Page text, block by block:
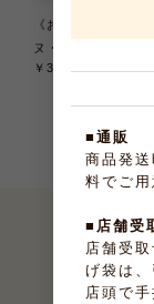
《お届けは9/22まで
ヌ・ドゥ・フリュイ
￥3,240
■通販
商品発
料でご用
■店舗受
店舗受
げ袋は、
店頭で